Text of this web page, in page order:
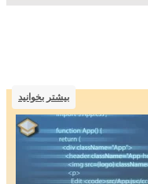
بیشتر بخوانید